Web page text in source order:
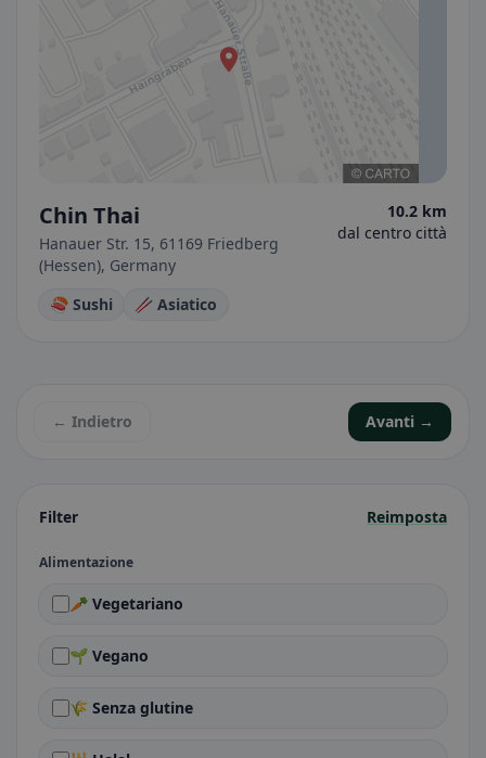
Filter Reimposta
Alimentazione
🥕 Vegetariano
🌱 Vegano
🌾 Senza glutine
Chin Thai
Hanauer Str. 15, 61169 Friedberg
(Hessen), Germany
10.2 km
dal centro città
🍣 Sushi 🥢 Asiatico
← Indietro Avanti →